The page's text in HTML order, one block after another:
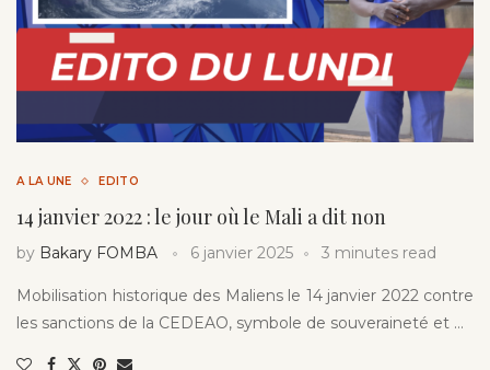
A LA UNE EDITO
14 janvier 2022 : le jour où le Mali a dit non
by Bakary FOMBA 6 janvier 2025 3 minutes read
Mobilisation historique des Maliens le 14 janvier 2022 contre
les sanctions de la CEDEAO, symbole de souveraineté et …